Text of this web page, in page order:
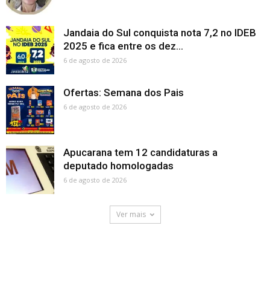
Jandaia do Sul conquista nota 7,2 no IDEB
2025 e fica entre os dez...
6 de agosto de 2026
Ofertas: Semana dos Pais
6 de agosto de 2026
Apucarana tem 12 candidaturas a
deputado homologadas
6 de agosto de 2026
Ver mais